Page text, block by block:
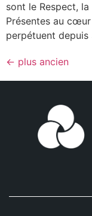
sont le Respect, la
Présentes au
perpétuent
← plus ancien